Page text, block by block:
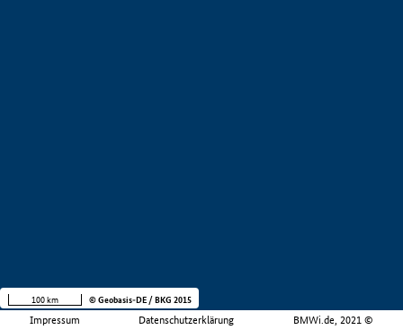
Impressum Datenschutzerklärung BMWi.de, 2021 ©
100 km © Geobasis-DE / BKG 2015